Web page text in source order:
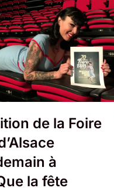
de la Foire
à
la fête